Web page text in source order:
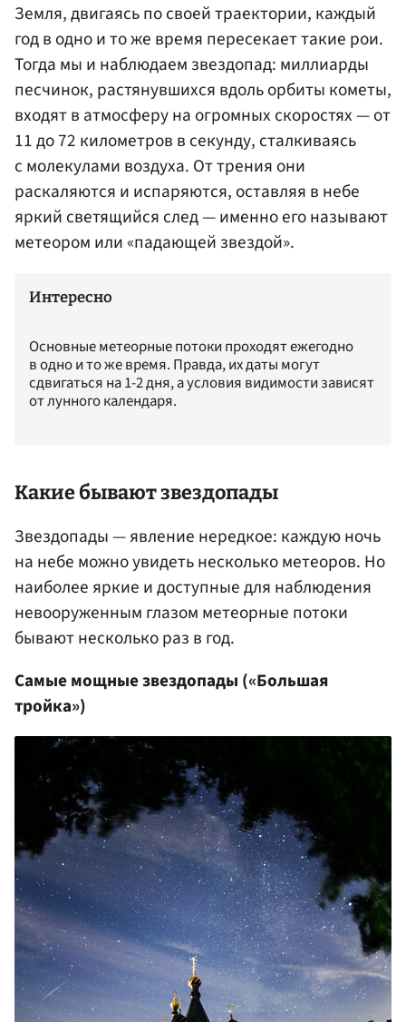
Земля, двигаясь по своей траектории, каждый
год в одно и то же время пересекает такие рои.
Тогда мы и наблюдаем звездопад: миллиарды
песчинок, растянувшихся вдоль орбиты кометы,
входят в атмосферу на огромных скоростях — от
11 до 72 километров в секунду, сталкиваясь
с молекулами воздуха. От трения они
раскаляются и испаряются, оставляя в небе
яркий светящийся след — именно его называют
метеором или «падающей звездой».
Интересно
Основные метеорные потоки проходят ежегодно
в одно и то же время. Правда, их даты могут
сдвигаться на 1-2 дня, а условия видимости зависят
от лунного календаря.
Какие бывают звездопады
Звездопады — явление нередкое: каждую ночь
на небе можно увидеть несколько метеоров. Но
наиболее яркие и доступные для наблюдения
невооруженным глазом метеорные потоки
бывают несколько раз в год.
Самые мощные звездопады («Большая
тройка»)